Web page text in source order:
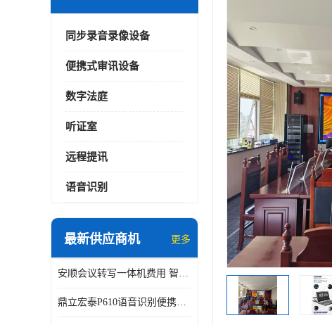
同步录音录像设备
便携式审讯设备
数字法庭
听证室
远程提讯
语音识别
最新供应商机 更多
安顺会议转写一体机费用 智能化水平
鼎立宏泰P610语音识别便携式同步录像设备支持双光驱加硬盘同步实时刻录哈希值加密画面合成远程指挥电子笔录温湿度音视频采集视频显示等功能于一体的移动办案终端